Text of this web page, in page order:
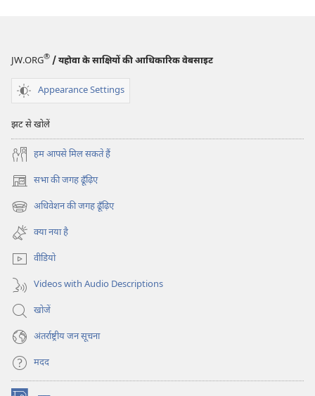
JW.ORG® / यहोवा के साक्षियों की आधिकारिक वेबसाइट
Appearance Settings
झट से खोलें
हम आपसे मिल सकते हैं
सभा की जगह ढूँढ़िए
(opens
new
window)
अधिवेशन की जगह ढूँढ़िए
(opens
new
window)
क्या नया है
वीडियो
Videos with Audio Descriptions
खोजें
अंतर्राष्ट्रीय जन सूचना
मदद